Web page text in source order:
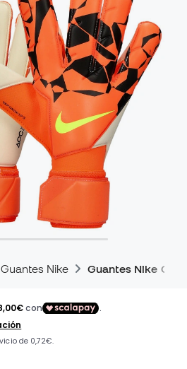
Guantes Nike Guantes Nike Grip